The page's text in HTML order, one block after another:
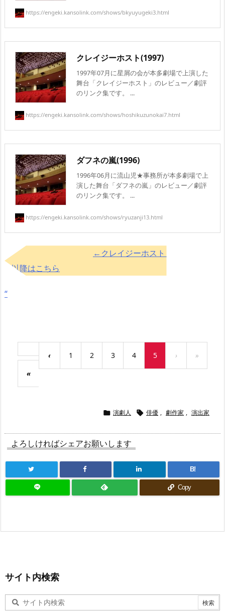
https://engeki.kansolink.com/shows/bkyuyugeki3.html
クレイジーホスト(1997)
1997年07月に星屑の会が本多劇場で上演した
舞台「クレイジーホスト」のレビュー／劇評
のリンク集です。 ...
https://engeki.kansolink.com/shows/hoshikuzunokai7.html
ダフネの嵐(1996)
1996年06月に流山児★事務所が本多劇場で上
演した舞台「ダフネの嵐」のレビュー／劇評
のリンク集です。 ...
https://engeki.kansolink.com/shows/ryuzanji13.html
←クレイジーホスト リターン(200
1)以降はこちら
“
«
‹ 1 2 3 4 5 › »
 演劇人  俳優 , 劇作家 , 演出家
よろしければシェアお願いします
B!
Copy
サイト内検索